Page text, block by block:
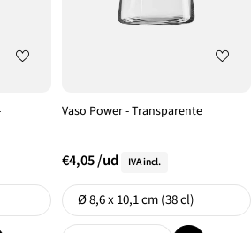
Vaso Power - Transparente
€4,05/ud IVA incl.
Formato
Ø 8,6 x 10,1 cm (38 cl)